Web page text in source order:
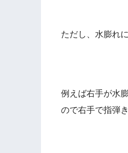
ただし、水膨れ
例えば右手が水
ので右手で指弾